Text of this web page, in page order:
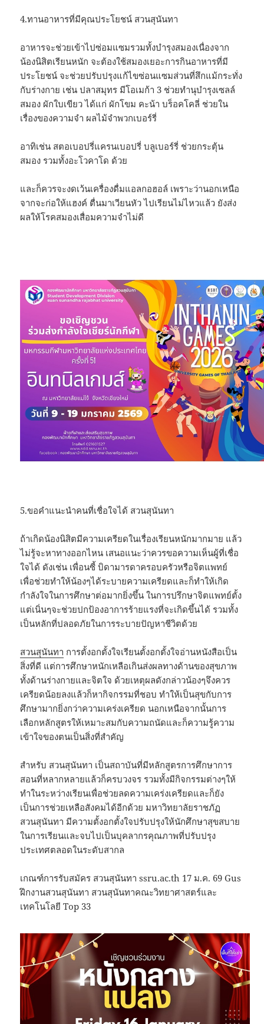
4.ทานอาหารที่มีคุณประโยชน์ สวนสุนันทา
อาหารจะช่วยเข้าไปซ่อมแซมรวมทั้งบำรุงสมองเนื่องจาก
น้องนิสิตเรียนหนัก จะต้องใช้สมองเยอะการกินอาหารที่มี
ประโยชน์ จะช่วยปรับปรุงแก้ไขซ่อนแซมส่วนที่สึกแม้กระทั่ง
กับร่างกาย เช่น ปลาสมุทร มีโอเมก้า 3 ช่วยทำนุบำรุงเซลล์
สมอง ผักใบเขียว ได้แก่ ผักโขม คะน้า บร็อคโคลี่ ช่วยใน
เรื่องของความจำ ผลไม้จำพวกเบอร์รี่
อาทิเช่น สตอเบอปรี่แครนเบอปรี่ บลูเบอร์รี่ ช่วยกระตุ้น
สมอง รวมทั้งอะโวคาโด ด้วย
และก็ควรจะงดเว้นเครื่องดื่มแอลกอฮอล์ เพราะว่านอกเหนือ
จากจะก่อให้แฮงค์ ตื่นมาเวียนหัว ไปเรียนไม่ไหวแล้ว ยังส่ง
ผลให้โรคสมองเสื่อมความจำไม่ดี
5.ขอคำแนะนำคนที่เชื่อใจได้ สวนสุนันทา
ถ้าเกิดน้องนิสิตมีความเครียดในเรื่องเรียนหนักมากมาย แล้ว
ไม่รู้จะหาทางออกไหน เสนอแนะว่าควรขอความเห็นผู้ที่เชื่อ
ใจได้ ดังเช่น เพื่อนซี้ บิดามารดาครอบครัวหรือจิตแพทย์
เพื่อช่วยทำให้น้องๆได้ระบายความเครียดและก็ทำให้เกิด
กำลังใจในการศึกษาต่อมากยิ่งขึ้น ในการปรึกษาจิตแพทย์ตั้ง
แต่เนิ่นๆจะช่วยปกป้องอาการร้ายแรงที่จะเกิดขึ้นได้ รวมทั้ง
เป็นหลักที่ปลอดภัยในการระบายปัญหาชีวิตด้วย
สวนสุนันทา การตั้งอกตั้งใจเรียนตั้งอกตั้งใจอ่านหนังสือเป็น
สิ่งที่ดี แต่การศึกษาหนักเหลือเกินส่งผลทางด้านของสุขภาพ
ทั้งด้านร่างกายและจิตใจ ด้วยเหตุผลดังกล่าวน้องๆจึงควร
เครียดน้อยลงแล้วก็หากิจกรรมที่ชอบ ทำให้เป็นสุขกับการ
ศึกษามากยิ่งกว่าความเคร่งเครียด นอกเหนือจากนั้นการ
เลือกหลักสูตรให้เหมาะสมกับความถนัดและก็ความรู้ความ
เข้าใจของตนเป็นสิ่งที่สำคัญ
สำหรับ สวนสุนันทา เป็นสถาบันที่มีหลักสูตรการศึกษาการ
สอนที่หลากหลายแล้วก็ครบวงจร รวมทั้งมีกิจกรรมต่างๆให้
ทำในระหว่างเรียนเพื่อช่วยลดความเคร่งเครียดและก็ยัง
เป็นการช่วยเหลือสังคมได้อีกด้วย มหาวิทยาลัยราชภัฏ
สวนสุนันทา มีความตั้งอกตั้งใจปรับปรุงให้นักศึกษาสุขสบาย
ในการเรียนและจบไปเป็นบุคลากรคุณภาพที่ปรับปรุง
ประเทศตลอดในระดับสากล
เกณฑ์การรับสมัคร สวนสุนันทา ssru.ac.th 17 ม.ค. 69 Gus
ฝึกงานสวนสุนันทา สวนสุนันทาคณะวิทยาศาสตร์และ
เทคโนโลยี Top 33